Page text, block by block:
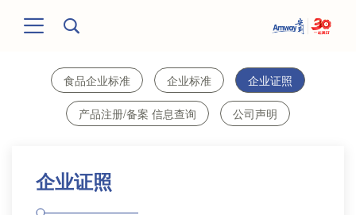
食品企业标准 企业标准 企业证照
产品注册/备案 信息查询 公司声明
企业证照